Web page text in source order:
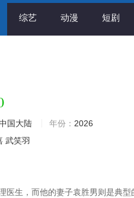
综艺 动漫 短剧
国大陆 年份： 2026
武笑羽
医生，而他的妻子袁胜男则是典